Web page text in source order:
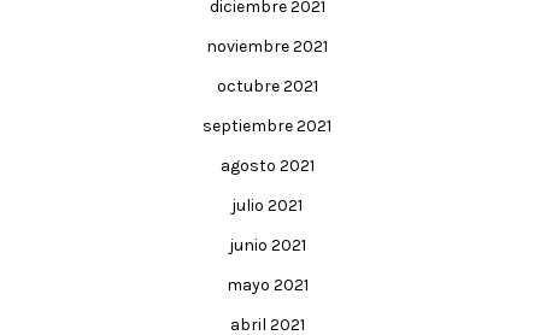
diciembre 2021
noviembre 2021
octubre 2021
septiembre 2021
agosto 2021
julio 2021
junio 2021
mayo 2021
abril 2021